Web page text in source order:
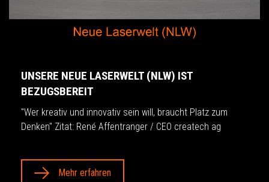
UNSERE NEUE LASERWELT (NLW) IST
BEZUGSBEREIT
"Wer kreativ und innovativ sein will, braucht Platz zum
Denken" Zitat: René Affentranger / CEO createch ag
Mehr erfahren